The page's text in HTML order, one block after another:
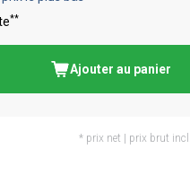
**
Ajouter au panier
* prix net | prix brut